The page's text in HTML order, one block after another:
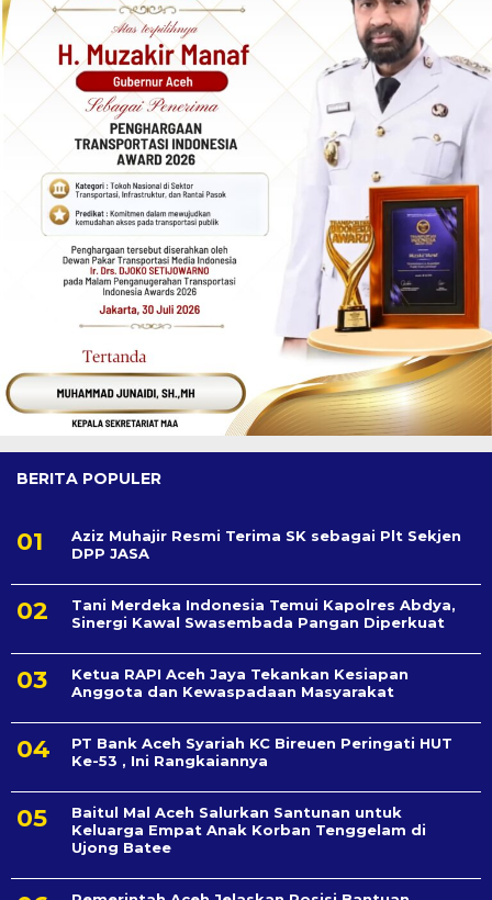
BERITA POPULER
Aziz Muhajir Resmi Terima SK sebagai Plt Sekjen
DPP JASA
Tani Merdeka Indonesia Temui Kapolres Abdya,
Sinergi Kawal Swasembada Pangan Diperkuat
Ketua RAPI Aceh Jaya Tekankan Kesiapan
Anggota dan Kewaspadaan Masyarakat
PT Bank Aceh Syariah KC Bireuen Peringati HUT
Ke-53 , Ini Rangkaiannya
Baitul Mal Aceh Salurkan Santunan untuk
Keluarga Empat Anak Korban Tenggelam di
Ujong Batee